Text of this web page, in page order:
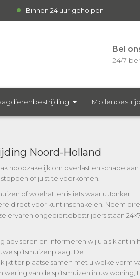
Binnen 24 uur geholpen
Bel
24/7
Noord-Holland
noodzakelijk om overlast en schade
of juist te voorkomen.
of woelratten is iets waar u Jonker
direct voor kunt inschakelen. Neem
ervaren ongediertebestrijders staan
adviseren en informeren wij u als klant in
spitsmuizenplaag. De
ter plaatse samen met u welke vorm
wering van de spitsmuizen in uw woning,